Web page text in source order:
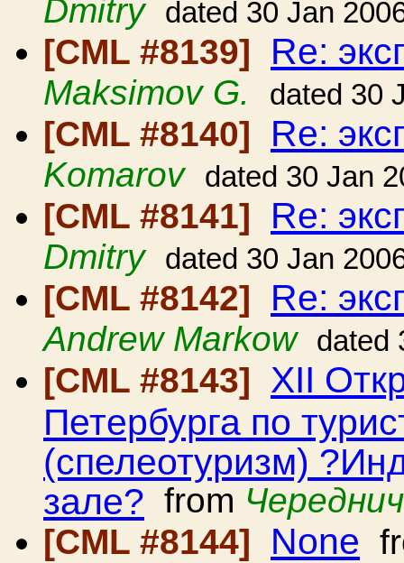
Dmitry dated 30 Jan
[CML #8139] Re:
Maksimov G. dated 30
[CML #8140] Re:
Komarov dated 30 Jan
[CML #8141] Re:
Dmitry dated 30 Jan
[CML #8142] Re:
Andrew Markow dated
[CML #8143] XII
Петербурга по
(спелеотуризм)
зале? from
[CML #8144]
None